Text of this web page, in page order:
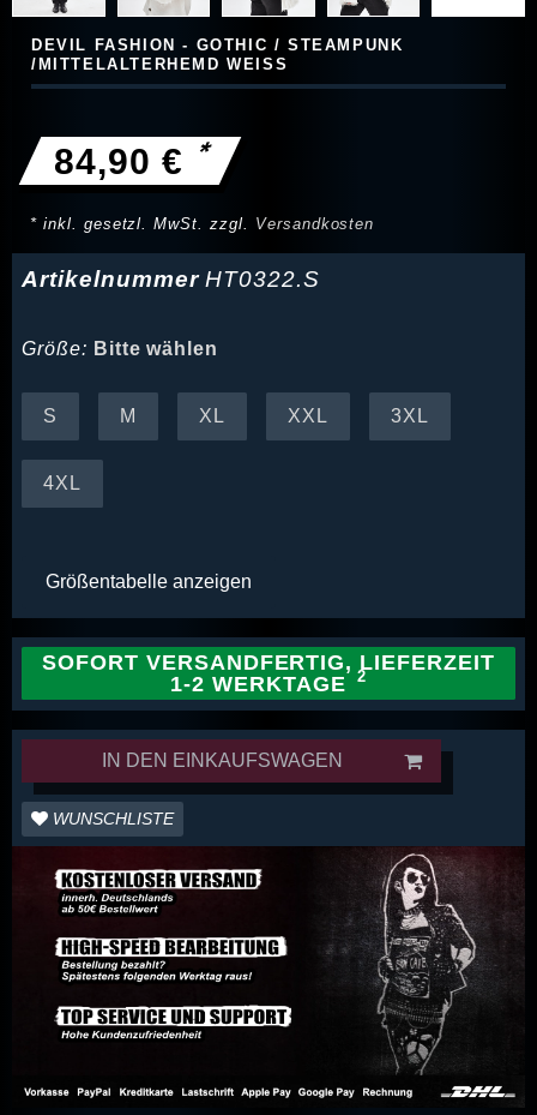
DEVIL FASHION - GOTHIC / STEAMPUNK
/MITTELALTERHEMD WEISS
84,90 € *
* inkl. gesetzl. MwSt. zzgl. Versandkosten
ArtikelnummerHT0322.S
Größe: Bitte wählen
S M XL XXL 3XL
4XL
Größentabelle anzeigen
SOFORT VERSANDFERTIG, LIEFERZEIT
1-2 WERKTAGE
IN DEN EINKAUFSWAGEN
WUNSCHLISTE